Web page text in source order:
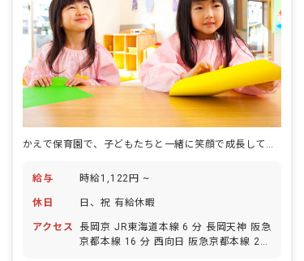
かえで保育園で、子どもたちと一緒に笑顔で成長していきませんか？
給与 時給1,122円 ~
休日 日、祝 有給休暇
アクセス
長岡京 JR東海道本線 6 分 長岡天神 阪急
京都本線 16 分 西向日 阪急京都本線 23